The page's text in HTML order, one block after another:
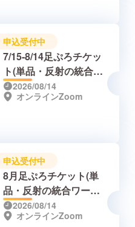
申込受付中
7/15-8/14足ぷろチケッ
ト(単品・反射の統合ワ
ークセット)
2026/08/14
オンラインZoom
申込受付中
8月足ぷろチケット(単
品・反射の統合ワーク
セット)
2026/08/14
オンラインZoom